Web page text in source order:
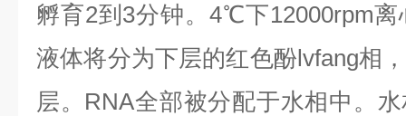
孵育2到 3分钟。 4℃下12000rpm离
液体将分为下层的红色酚lvfang相
层。 RNA全部被分配于水相中。